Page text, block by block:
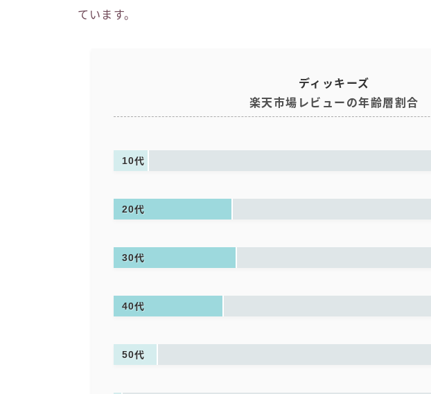
ています。
ディッキーズ
楽天市場レビューの年齢層割合
10代
20代
30代
40代
50代